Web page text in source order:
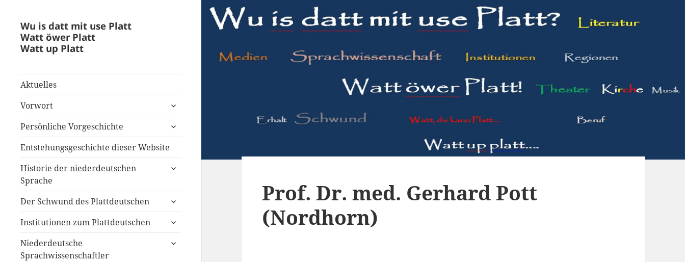
Wu is datt mit use Platt
Watt öwer Platt
Watt up Platt
Aktuelles
Vorwort
untermenü
Persönliche Vorgeschichte
untermenü
Entstehungsgeschichte dieser Website
Historie der niederdeutschen
Sprache
untermenü
Der Schwund des Plattdeutschen
untermenü
Institutionen zum Plattdeutschen
untermenü
Niederdeutsche
Sprachwissenschaftler
untermenü
Prof. Dr. med. Gerhard Pott
(Nordhorn)